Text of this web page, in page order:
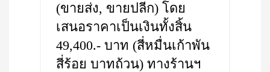
(ขายส่ง, ขายปลีก) โดย
เสนอราคาเป็นเงินทั้งสิ้น
49,400.- บาท (สี่หมื่นเก้าพัน
สี่ร้อย บาทถ้วน) ทางร้านฯ